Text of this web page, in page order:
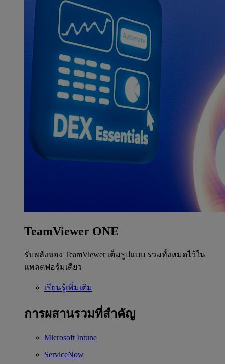
TeamViewer ONE
รับพลังของ TeamViewer เต็มรูปแบบ รวมทั้งหมดไว้ใน
แพลตฟอร์มเดียว
เรียนรู้เพิ่มเติม
การผสานรวมที่สำคัญ
Microsoft Intune
ServiceNow